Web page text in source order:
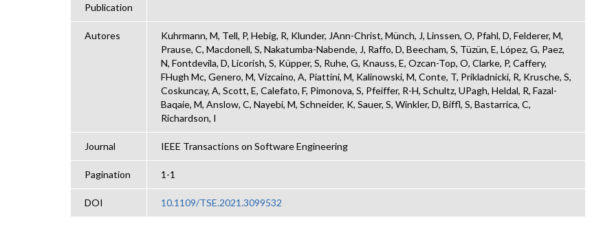
Publication
Autores
Kuhrmann, M, Tell, P, Hebig, R, Klunder, JAnn-Christ, Münch, J, Linssen, O, Pfahl, D, Felderer, M,
Prause, C, Macdonell, S, Nakatumba-Nabende, J, Raffo, D, Beecham, S, Tüzün, E, López, G, Paez,
N, Fontdevila, D, Licorish, S, Küpper, S, Ruhe, G, Knauss, E, Ozcan-Top, O, Clarke, P, Caffery,
FHugh Mc, Genero, M, Vizcaino, A, Piattini, M, Kalinowski, M, Conte, T, Prikladnicki, R, Krusche, S,
Coskuncay, A, Scott, E, Calefato, F, Pimonova, S, Pfeiffer, R-H, Schultz, UPagh, Heldal, R, Fazal-
Baqaie, M, Anslow, C, Nayebi, M, Schneider, K, Sauer, S, Winkler, D, Biffl, S, Bastarrica, C,
Richardson, I
Journal IEEE Transactions on Software Engineering
Pagination 1-1
DOI 10.1109/TSE.2021.3099532